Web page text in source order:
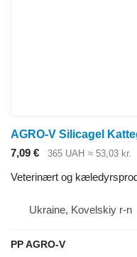
AGRO-V Silicagel
7,09 €
365 UAH ≈ 53,03 kr.
Veterinært og
Ukraine, Kovelskiy r-n
PP AGRO-V